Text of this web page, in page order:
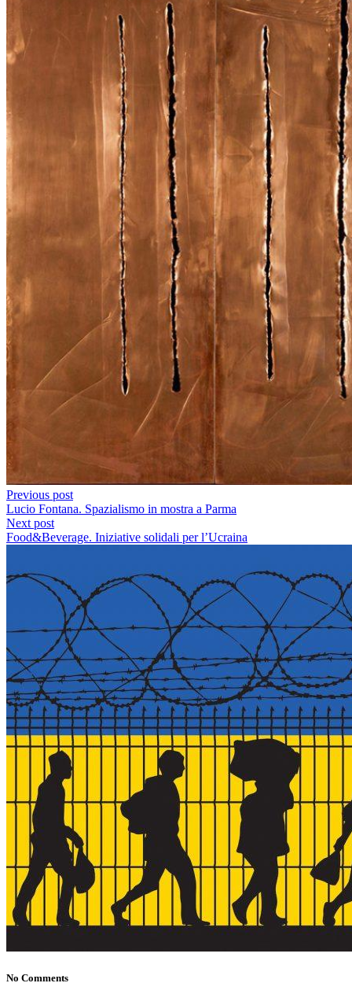
Previous post
Lucio Fontana. Spazialismo in mostra a Parma
Next post
Food&Beverage. Iniziative solidali per l’Ucraina
No Comments